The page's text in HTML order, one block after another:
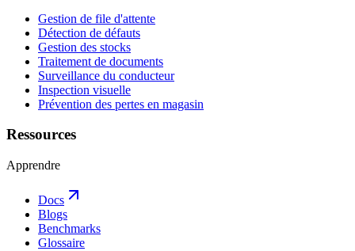
Gestion de file d'attente
Détection de défauts
Gestion des stocks
Traitement de documents
Surveillance du conducteur
Inspection visuelle
Prévention des pertes en magasin
Ressources
Apprendre
Docs
Blogs
Benchmarks
Glossaire